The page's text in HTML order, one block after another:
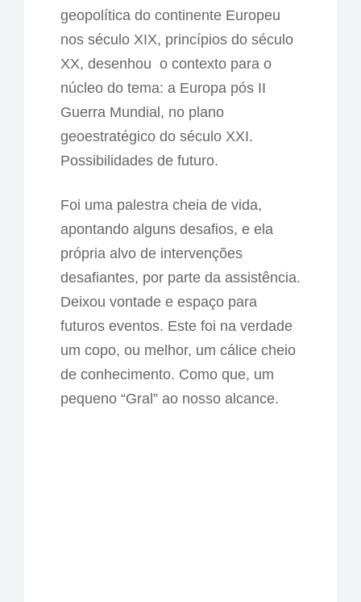
geopolítica do continente Europeu
nos século XIX, princípios do século
XX, desenhou o contexto para o
núcleo do tema: a Europa pós II
Guerra Mundial, no plano
geoestratégico do século XXI.
Possibilidades de futuro.
Foi uma palestra cheia de vida,
apontando alguns desafios, e ela
própria alvo de intervenções
desafiantes, por parte da assistência.
Deixou vontade e espaço para
futuros eventos. Este foi na verdade
um copo, ou melhor, um cálice cheio
de conhecimento. Como que, um
pequeno “Gral” ao nosso alcance.